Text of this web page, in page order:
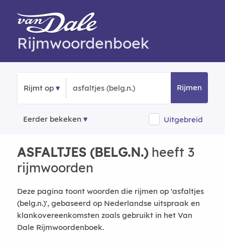
Rijmwoordenboek
Rijmt op Rijmen
Eerder bekeken Uitgebreid
ASFALTJES (BELG.N.)heeft 3
rijmwoorden
Deze pagina toont woorden die rijmen op 'asfaltjes
(belg.n.)', gebaseerd op Nederlandse uitspraak en
klankovereenkomsten zoals gebruikt in het Van
Dale Rijmwoordenboek.